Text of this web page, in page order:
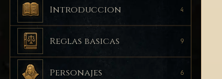
Introduccion 4
Reglas basicas 9
Personajes 6